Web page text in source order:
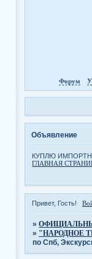
Форум
Объявление
КУПЛЮ
ГЛАВНАЯ
Привет, Гость!
»
» "НАРОДНОЕ
по Спб,